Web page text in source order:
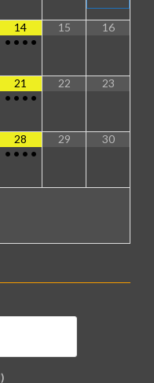
14
• • • •
15 16
21
• • • •
22 23
28
• • • •
29 30